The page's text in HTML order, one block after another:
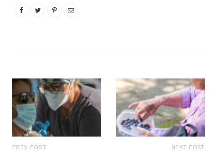
PREV POST NEXT POST